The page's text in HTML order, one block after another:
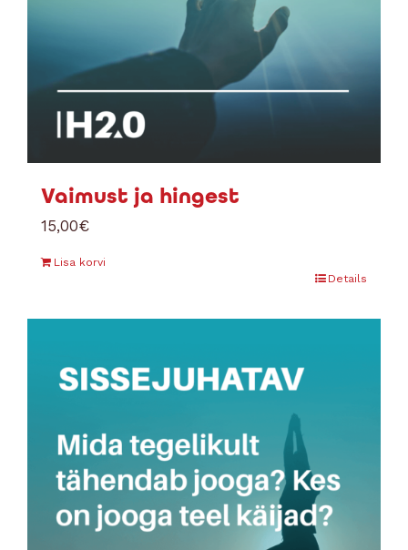
Vaimust ja hingest
15,00€
Lisa korvi
Details